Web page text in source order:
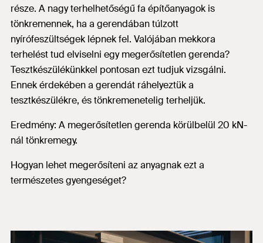
része. A nagy terhelhetőségű fa építőanyagok is
tönkremennek, ha a gerendában túlzott
nyírófeszültségek lépnek fel. Valójában mekkora
terhelést tud elviselni egy megerősítetlen gerenda?
Tesztkészülékünkkel pontosan ezt tudjuk vizsgálni.
Ennek érdekében a gerendát ráhelyeztük a
tesztkészülékre, és tönkremenetelig terheljük.
Eredmény: A megerősítetlen gerenda körülbelül 20 kN-
nál tönkremegy.
Hogyan lehet megerősíteni az anyagnak ezt a
természetes gyengeséget?